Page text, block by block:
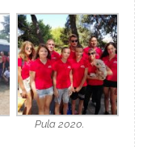
Pula 2020.